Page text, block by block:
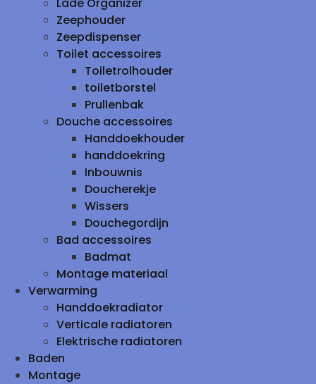
Zeephouder
Zeepdispenser
Toilet accessoires
Toiletrolhouder
toiletborstel
Prullenbak
Douche accessoires
Handdoekhouder
handdoekring
Inbouwnis
Doucherekje
Wissers
Douchegordijn
Bad accessoires
Badmat
Montage materiaal
Verwarming
Handdoekradiator
Verticale radiatoren
Elektrische radiatoren
Baden
Montage